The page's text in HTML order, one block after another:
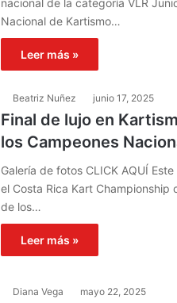
nacional de la categoría VLR
Nacional de Kartismo…
Leer más »
Beatriz Nuñez junio 17, 2025
Final de lujo en
los Campeones
Galería de fotos CLICK AQUÍ
el Costa Rica Kart Championship
de los…
Leer más »
Diana Vega mayo 22, 2025